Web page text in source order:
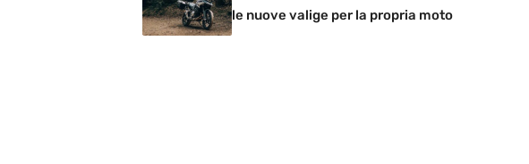
le nuove valige per la propria moto